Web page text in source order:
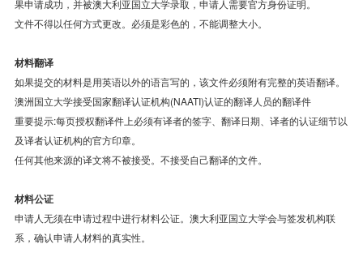
果申请成功，并被澳大利亚国立大学录取，申请人需要官方身份证明。
文件不得以任何方式更改。必须是彩色的，不能调整大小。
材料翻译
如果提交的材料是用英语以外的语言写的，该文件必须附有完整的英语翻译。
澳洲国立大学接受国家翻译认证机构(NAATI)认证的翻译人员的翻译件
重要提示:每页授权翻译件上必须有译者的签字、翻译日期、译者的认证细节以
及译者认证机构的官方印章。
任何其他来源的译文将不被接受。不接受自己翻译的文件。
材料公证
申请人无须在申请过程中进行材料公证。澳大利亚国立大学会与签发机构联
系，确认申请人材料的真实性。